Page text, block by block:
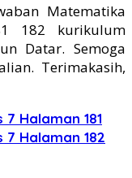
Matematika
182 kurikulum
Datar. Semoga
Terimakasih,
Halaman 181
Halaman 182